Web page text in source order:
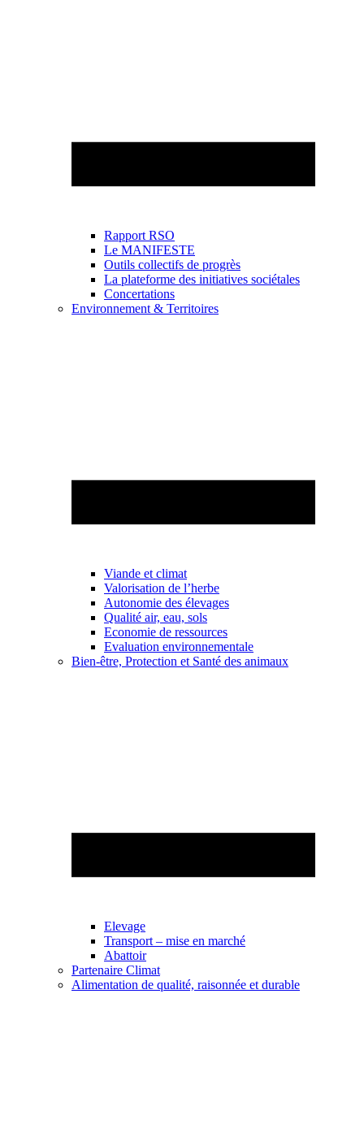
Rapport RSO
Le MANIFESTE
Outils collectifs de progrès
La plateforme des initiatives sociétales
Concertations
Environnement & Territoires
Viande et climat
Valorisation de l’herbe
Autonomie des élevages
Qualité air, eau, sols
Economie de ressources
Evaluation environnementale
Bien-être, Protection et Santé des animaux
Elevage
Transport – mise en marché
Abattoir
Partenaire Climat
Alimentation de qualité, raisonnée et durable